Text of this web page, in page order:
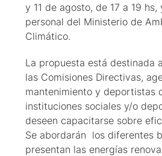
y 11 de agosto, de 17 a 19
personal del Ministerio de
Climático.
La propuesta está destinada
las Comisiones Directivas,
mantenimiento y deportistas
instituciones sociales y/o
deseen capacitarse sobre
Se abordarán los diferentes
presentan las energías